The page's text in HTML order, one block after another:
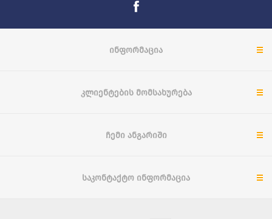
ᲘᲜᲤᲝᲠᲛᲐᲪᲘᲐ
ᲙᲚᲘᲔᲜᲢᲔᲑᲘᲡ ᲛᲝᲛᲡᲐᲮᲣᲠᲔᲑᲐ
ᲩᲔᲛᲘ ᲐᲜᲒᲐᲠᲘᲨᲘ
ᲡᲐᲙᲝᲜᲢᲐᲥᲢᲝ ᲘᲜᲤᲝᲠᲛᲐᲪᲘᲐ